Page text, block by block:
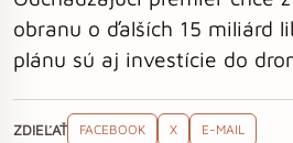
obranu o ďalších 15 miliárd
plánu sú aj investície do
ZDIEĽAŤ FACEBOOK X E-MAIL